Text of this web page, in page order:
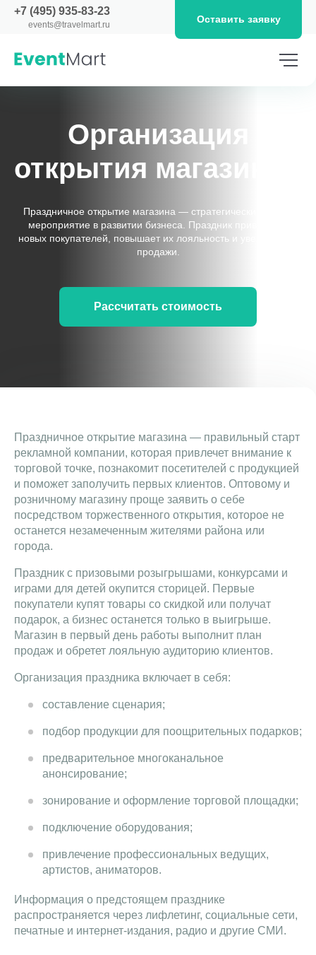
+7 (495) 935-83-23
events@travelmart.ru Оставить заявку
Организация
открытия магазинов
Праздничное открытие магазина — стратегически важное
мероприятие в развитии бизнеса. Праздник привлекает
новых покупателей, повышает их лояльность и увеличивает
продажи.
Рассчитать стоимость
Праздничное открытие магазина — правильный старт
рекламной компании, которая привлечет внимание к
торговой точке, познакомит посетителей с продукцией
и поможет заполучить первых клиентов. Оптовому и
розничному магазину проще заявить о себе
посредством торжественного открытия, которое не
останется незамеченным жителями района или
города.
Праздник с призовыми розыгрышами, конкурсами и
играми для детей окупится сторицей. Первые
покупатели купят товары со скидкой или получат
подарок, а бизнес останется только в выигрыше.
Магазин в первый день работы выполнит план
продаж и обретет лояльную аудиторию клиентов.
Организация праздника включает в себя:
составление сценария;
подбор продукции для поощрительных подарков;
предварительное многоканальное
анонсирование;
зонирование и оформление торговой площадки;
подключение оборудования;
привлечение профессиональных ведущих,
артистов, аниматоров.
Информация о предстоящем празднике
распространяется через лифлетинг, социальные сети,
печатные и интернет-издания, радио и другие СМИ.